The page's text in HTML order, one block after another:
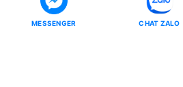
Tour Miền Nam
MESSENGER CHAT ZALO